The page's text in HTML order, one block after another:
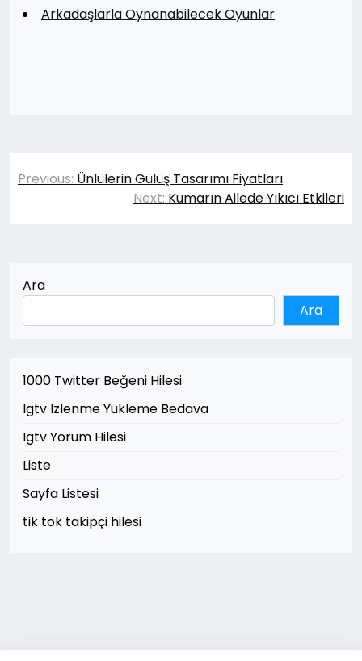
Arkadaşlarla Oynanabilecek Oyunlar
Yazı
Previous: Ünlülerin Gülüş Tasarımı Fiyatları
Next: Kumarın Ailede Yıkıcı Etkileri
Ara
Ara
1000 Twitter Beğeni Hilesi
Igtv Izlenme Yükleme Bedava
Igtv Yorum Hilesi
Liste
Sayfa Listesi
tik tok takipçi hilesi